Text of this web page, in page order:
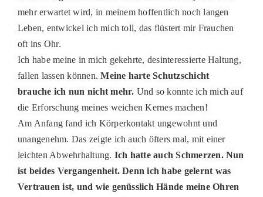
mehr erwartet wird, in meinem hoffentlich noch langen
Leben, entwickel ich mich toll, das flüstert mir Frauchen
oft ins Ohr.
Ich habe meine in mich gekehrte, desinteressierte Haltung,
fallen lassen können.Meine harte Schutzschicht
brauche ich nun nicht mehr. Und so konnte ich mich auf
die Erforschung meines weichen Kernes machen!
Am Anfang fand ich Körperkontakt ungewohnt und
unangenehm. Das zeigte ich auch öfters mal, mit einer
leichten Abwehrhaltung. Ich hatte auch Schmerzen. Nun
ist beides Vergangenheit. Denn ich habe gelernt was
Vertrauen ist, und wie genüsslich Hände meine Ohren